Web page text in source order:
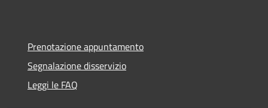
Prenotazione appuntamento
Segnalazione disservizio
Leggi le FAQ